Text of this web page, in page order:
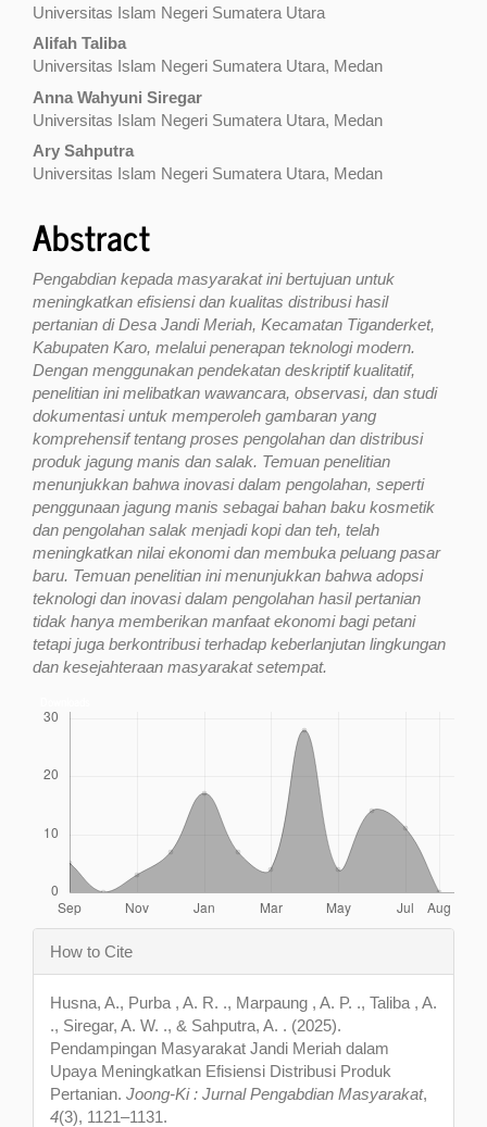
Universitas Islam Negeri Sumatera Utara
Alifah Taliba
Universitas Islam Negeri Sumatera Utara, Medan
Anna Wahyuni Siregar
Universitas Islam Negeri Sumatera Utara, Medan
Ary Sahputra
Universitas Islam Negeri Sumatera Utara, Medan
Abstract
Pengabdian kepada masyarakat ini bertujuan untuk
meningkatkan efisiensi dan kualitas distribusi hasil
pertanian di Desa Jandi Meriah, Kecamatan Tiganderket,
Kabupaten Karo, melalui penerapan teknologi modern.
Dengan menggunakan pendekatan deskriptif kualitatif,
penelitian ini melibatkan wawancara, observasi, dan studi
dokumentasi untuk memperoleh gambaran yang
komprehensif tentang proses pengolahan dan distribusi
produk jagung manis dan salak. Temuan penelitian
menunjukkan bahwa inovasi dalam pengolahan, seperti
penggunaan jagung manis sebagai bahan baku kosmetik
dan pengolahan salak menjadi kopi dan teh, telah
meningkatkan nilai ekonomi dan membuka peluang pasar
baru. Temuan penelitian ini menunjukkan bahwa adopsi
teknologi dan inovasi dalam pengolahan hasil pertanian
tidak hanya memberikan manfaat ekonomi bagi petani
tetapi juga berkontribusi terhadap keberlanjutan lingkungan
dan kesejahteraan masyarakat setempat.
Article
Details
How to Cite
Husna, A., Purba , A. R. ., Marpaung , A. P. ., Taliba , A.
., Siregar, A. W. ., & Sahputra, A. . (2025).
Pendampingan Masyarakat Jandi Meriah dalam
Upaya Meningkatkan Efisiensi Distribusi Produk
Pertanian. Joong-Ki : Jurnal Pengabdian Masyarakat,
4(3), 1121–1131.